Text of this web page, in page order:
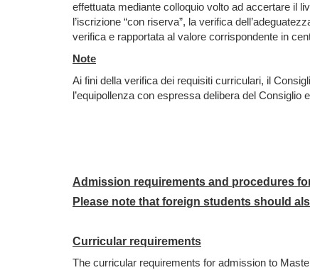
effettuata mediante colloquio volto ad accertare il
l’iscrizione “con riserva”, la verifica
verifica e rapportata al valore corrispondente in
Note
Ai fini della verifica dei requisiti curriculari, il
l’equipollenza con espressa delibera del
Admission requirements and procedures
Please note that foreign students should
Curricular requirements
The curricular requirements for admission to